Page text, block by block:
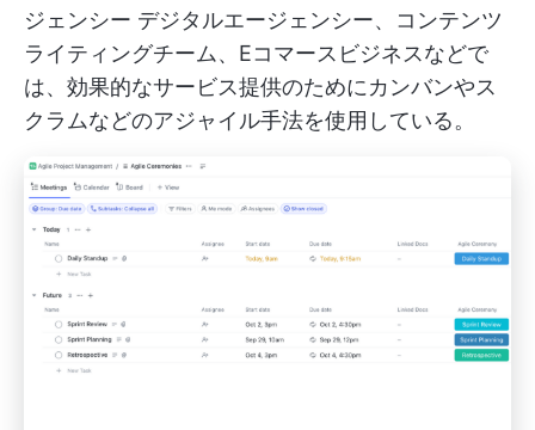
ジェンシー デジタルエージェンシー、コンテンツ
ライティングチーム、Eコマースビジネスなどで
は、効果的なサービス提供のためにカンバンやス
クラムなどのアジャイル手法を使用している。